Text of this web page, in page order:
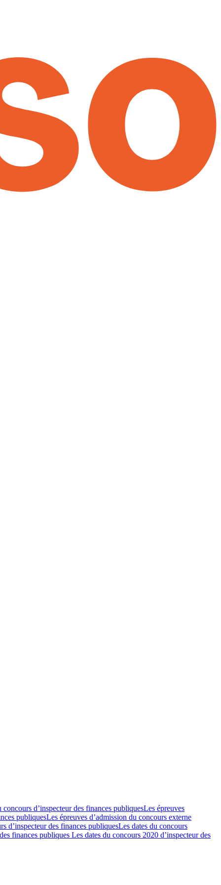
d’inspecteur des finances publiquesLes épreuves
publiquesLes épreuves d’admission du concours externe
d’inspecteur des finances publiquesLes dates du concours
finances publiques Les dates du concours 2020 d’inspecteur des